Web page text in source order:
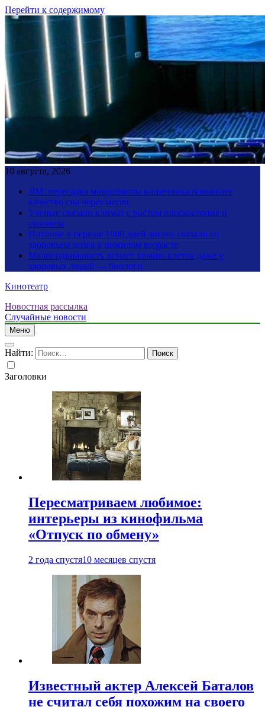
Перейти к содержимому
10 августа, 2026
JIM: пересадка микробиоты кишечника повышает
качество сна через месяц
Ученые связали климат с ростом плоскостопия и
сколиоза
Питание в первые 1000 дней жизни связали со
здоровьем мозга в пожилом возрасте
Малоподвижность ломает химию клеток даже у
здоровых людей — биологи
Кинотеатр
Новостная рассылка
Случайные новости
Меню
Найти:
Заголовки
Пересматриваем любимое:
интерьеры из кинофильма
«Отпуск по обмену»
2 года спустя10 месяцев спустя
Известный актер Алексей Баталов
не считал себя похожим на своего